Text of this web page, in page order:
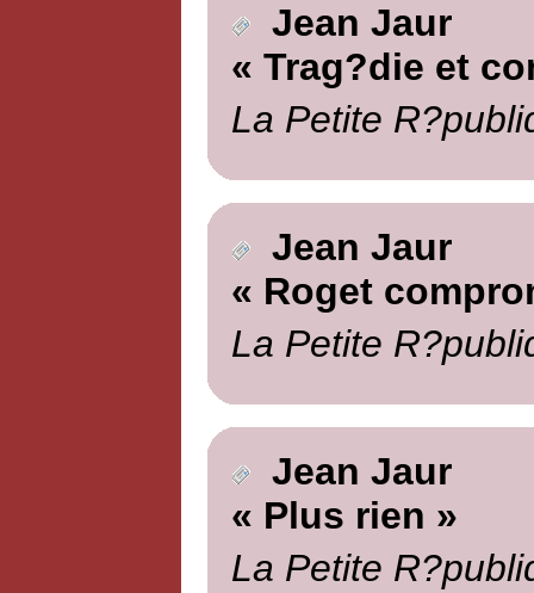
Jean Jaur
« Trag?die et
La Petite
Jean Jaur
« Roget
La Petite
Jean Jaur
« Plus rien »
La Petite